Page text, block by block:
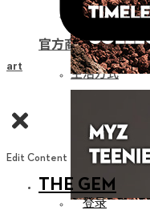
娃用收纳
官方商品
生活方式
Edit Content
THE GEM
登录